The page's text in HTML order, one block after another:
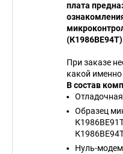
плата
При заказе
какой
В состав
Образец
Нуль-